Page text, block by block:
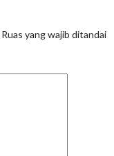
Ruas yang wajib ditandai